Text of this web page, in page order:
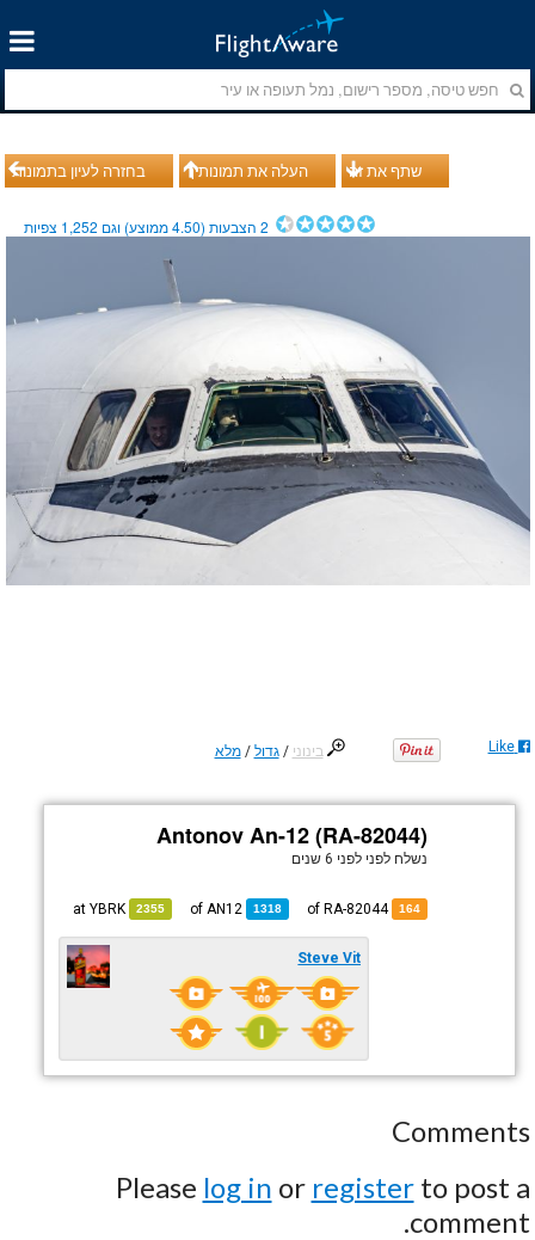
בחזרה לעיון בתמונות העלה את תמונותיך שתף את זה
2הצבעות (4.50ממוצע) וגם 1,252 צפיות
בינוני /גדול /מלא Like
Antonov An-12 (RA-82044)
נשלח לפני לפני 6 שנים
164
of RA-82044
1318
AN12
2355
YBRK
Steve Vit
Comments
Please log in or registerto post a
comment.